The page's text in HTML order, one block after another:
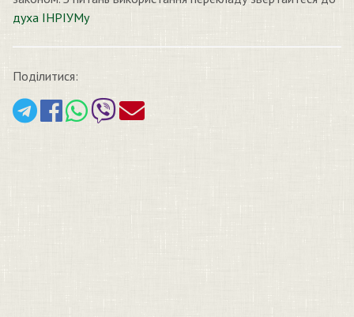
духа ІНРІУМу
Поділитися: